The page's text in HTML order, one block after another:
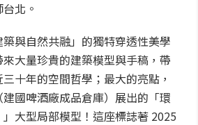
北。
與自然共融」的獨特穿透性美學
大量珍貴的建築模型與手稿，帶
十年的空間哲學；最大的亮點，
國啤酒廠成品倉庫）展出的「環
大型局部模型！這座標誌著 2025